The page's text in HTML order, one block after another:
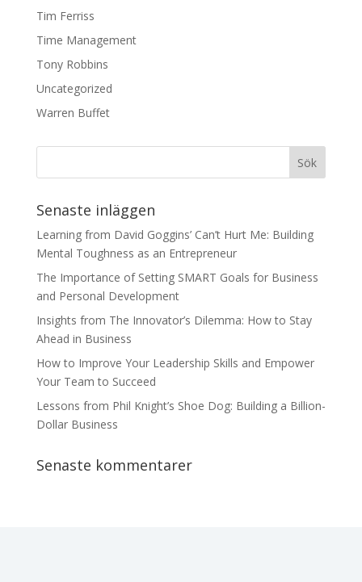
Tim Ferriss
Time Management
Tony Robbins
Uncategorized
Warren Buffet
Senaste inläggen
Learning from David Goggins’ Can’t Hurt Me: Building
Mental Toughness as an Entrepreneur
The Importance of Setting SMART Goals for Business
and Personal Development
Insights from The Innovator’s Dilemma: How to Stay
Ahead in Business
How to Improve Your Leadership Skills and Empower
Your Team to Succeed
Lessons from Phil Knight’s Shoe Dog: Building a Billion-
Dollar Business
Senaste kommentarer